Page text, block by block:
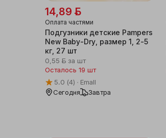
14,89 ƃ
Оплата частями
Подгузники детские Pampers
New Baby-Dry, размер 1, 2-5
кг, 27 шт
0,55 ƃ за шт
Осталось 19 шт
5.0 (4)
Emall
Сегодня
Завтра